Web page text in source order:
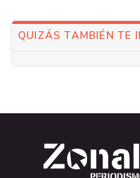
QUIZÁS TAMBIÉN TE